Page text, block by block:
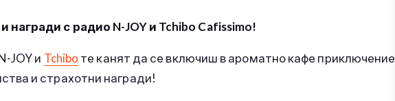
с радио N-JOY и Tchibo Cafissimo!
JOY и Tchibo те канят да се включиш в ароматно кафе приключение
и страхотни награди!